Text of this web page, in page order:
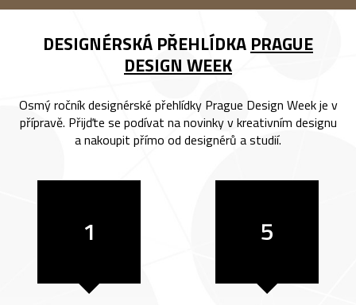
DESIGNÉRSKÁ PŘEHLÍDKA PRAGUE
DESIGN WEEK
Osmý ročník designérské přehlídky Prague Design Week je v
přípravě. Přijďte se podívat na novinky v kreativním designu
a nakoupit přímo od designérů a studií.
1 5